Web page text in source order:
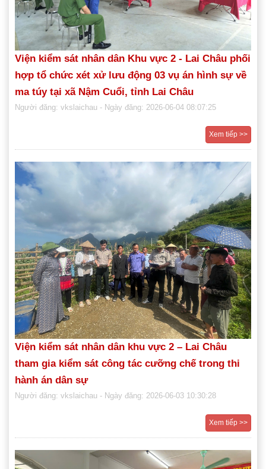
Viện kiểm sát nhân dân Khu vực 2 - Lai Châu phối
hợp tổ chức xét xử lưu động 03 vụ án hình sự về
ma túy tại xã Nậm Cuổi, tỉnh Lai Châu
Người đăng: vkslaichau - Ngày đăng: 2026-06-04 08:07:25
Xem tiếp >>
Viện kiểm sát nhân dân khu vực 2 – Lai Châu
tham gia kiểm sát công tác cưỡng chế trong thi
hành án dân sự
Người đăng: vkslaichau - Ngày đăng: 2026-06-03 10:30:28
Xem tiếp >>